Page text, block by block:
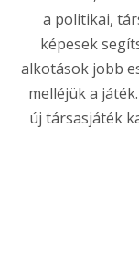
a politikai,
képesek
alkotások jobb
melléjük a játék.
új társasjáték